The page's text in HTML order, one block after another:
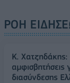
ΡΟΗ
Κ.
αμφισβητήσεις
διασύνδεσης